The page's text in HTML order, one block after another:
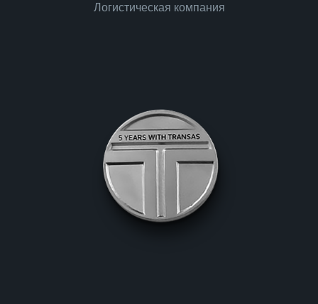
Логистическая компания